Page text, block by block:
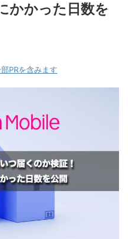
かかった日数を
PRを含みます